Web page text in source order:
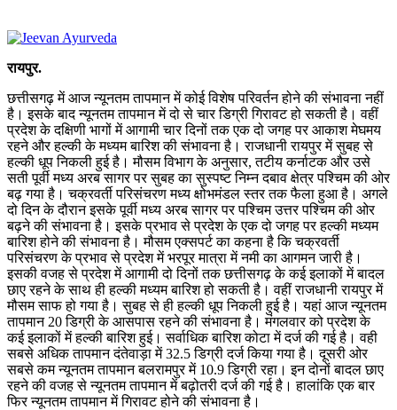
रायपुर.
छत्तीसगढ़ में आज न्यूनतम तापमान में कोई विशेष परिवर्तन होने की संभावना नहीं
है। इसके बाद न्यूनतम तापमान में दो से चार डिग्री गिरावट हो सकती है। वहीं
प्रदेश के दक्षिणी भागों में आगामी चार दिनों तक एक दो जगह पर आकाश मेघमय
रहने और हल्की के मध्यम बारिश की संभावना है। राजधानी रायपुर में सुबह से
हल्की धूप निकली हुई है। मौसम विभाग के अनुसार, तटीय कर्नाटक और उसे
सती पूर्वी मध्य अरब सागर पर सुबह का सुस्पष्ट निम्न दबाव क्षेत्र पश्चिम की ओर
बढ़ गया है। चक्रवर्ती परिसंचरण मध्य क्षोभमंडल स्तर तक फैला हुआ है। अगले
दो दिन के दौरान इसके पूर्वी मध्य अरब सागर पर पश्चिम उत्तर पश्चिम की ओर
बढ़ने की संभावना है। इसके प्रभाव से प्रदेश के एक दो जगह पर हल्की मध्यम
बारिश होने की संभावना है। मौसम एक्सपर्ट का कहना है कि चक्रवर्ती
परिसंचरण के प्रभाव से प्रदेश में भरपूर मात्रा में नमी का आगमन जारी है।
इसकी वजह से प्रदेश में आगामी दो दिनों तक छत्तीसगढ़ के कई इलाकों में बादल
छाए रहने के साथ ही हल्की मध्यम बारिश हो सकती है। वहीं राजधानी रायपुर में
मौसम साफ हो गया है। सुबह से ही हल्की धूप निकली हुई है। यहां आज न्यूनतम
तापमान 20 डिग्री के आसपास रहने की संभावना है। मंगलवार को प्रदेश के
कई इलाकों में हल्की बारिश हुई। सर्वाधिक बारिश कोटा में दर्ज की गई है। वही
सबसे अधिक तापमान दंतेवाड़ा में 32.5 डिग्री दर्ज किया गया है। दूसरी ओर
सबसे कम न्यूनतम तापमान बलरामपुर में 10.9 डिग्री रहा। इन दोनों बादल छाए
रहने की वजह से न्यूनतम तापमान में बढ़ोतरी दर्ज की गई है। हालांकि एक बार
फिर न्यूनतम तापमान में गिरावट होने की संभावना है।